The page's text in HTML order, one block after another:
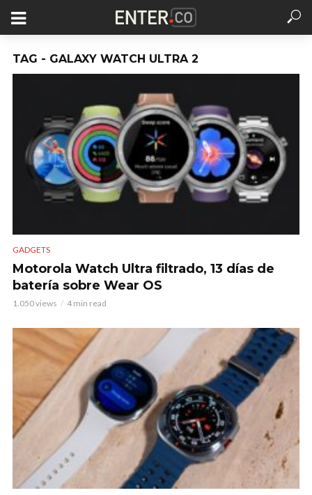
TAG - GALAXY WATCH ULTRA 2
GADGETS
Motorola Watch Ultra filtrado, 13 días de
batería sobre Wear OS
1.050 views 4 min read